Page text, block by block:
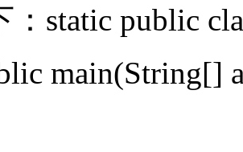
：static public
main(String[]